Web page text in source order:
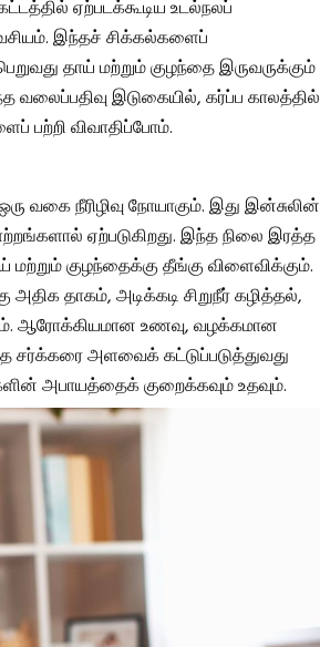
ஏற்படக்கூடிய உடல்நலப்
இந்தச் சிக்கல்களைப்
தாய் மற்றும் குழந்தை இருவருக்கும்
வலைப்பதிவு இடுகையில், கர்ப்ப காலத்தில்
பற்றி விவாதிப்போம்.
வகை நீரிழிவு நோயாகும். இது இன்சுலின்
ஏற்படுகிறது. இந்த நிலை இரத்த
குழந்தைக்கு தீங்கு விளைவிக்கும்.
தாகம், அடிக்கடி சிறுநீர் கழித்தல்,
ஆரோக்கியமான உணவு, வழக்கமான
சர்க்கரை அளவைக் கட்டுப்படுத்துவது
அபாயத்தைக் குறைக்கவும் உதவும்.